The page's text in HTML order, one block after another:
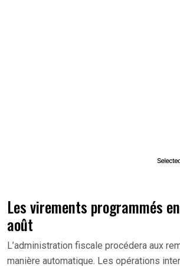
Les virements programmés
août
L’administration fiscale procédera aux
manière automatique. Les opérations